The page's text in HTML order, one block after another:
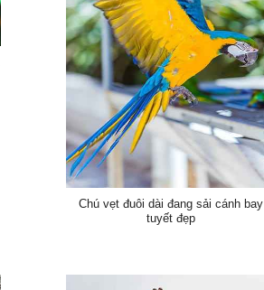
Chú vẹt đuôi dài đang sải cánh bay
tuyết đẹp